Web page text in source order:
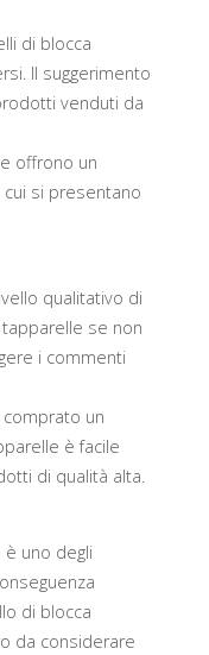
di blocca
Il suggerimento
venduti da
offrono un
si presentano
qualitativo di
se non
i commenti
un
è facile
di qualità alta.
uno degli
di blocca
da considerare